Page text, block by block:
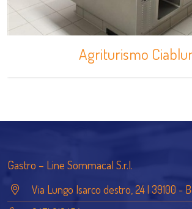
Agriturismo
Gastro – Line Sommacal S.r.l.
Via Lungo Isarco destro, 24 | 39100 -